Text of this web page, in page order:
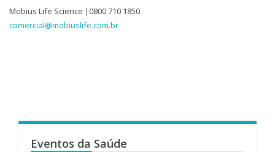
Mobius Life Science |0800 710 1850
comercial@mobiuslife.com.br
Eventos da Saúde